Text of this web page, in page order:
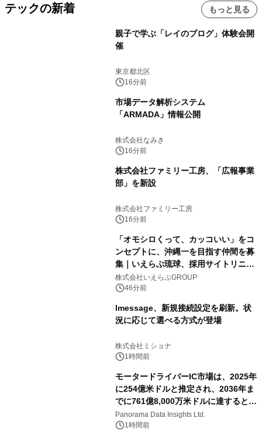
テックの新着 もっと見る
親子で学ぶ「レイのブログ」体験会開
催
東京都北区
16分前
市場データ解析システム
「ARMADA」情報公開
株式会社なみき
16分前
株式会社ファミリー工房、「広報事業
部」を新設
株式会社ファミリー工房
16分前
「オモシロくって、カッコいい」をコ
ンセプトに、沖縄一を目指す仲間を募
集｜いえらぶ琉球、採用サイトリニュ
ーアル
株式会社いえらぶGROUP
46分前
lmessage、新規接続設定を刷新。状
況に応じて選べる方式が登場
株式会社ミショナ
1時間前
モータードライバーIC市場は、2025年
に254億米ドルと推定され、2036年ま
でに761億8,000万米ドルに達すると予
測されており、予測期間（2026年～
2036年）において年平均成長率
Panorama Data Insights Ltd.
1時間前